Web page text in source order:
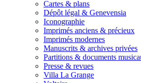
Cartes & plans
Dépôt légal & Genevensia
Iconographie
Imprimés anciens & précieux
Imprimés modernes
Manuscrits & archives privées
Partitions & documents
Presse & revues
Villa La Grange